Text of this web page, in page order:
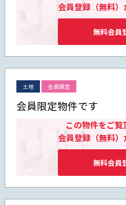
会員登録（無料）
無料会員
土地 会員限定
会員限定物件です
この物件をご覧
会員登録（無料）
無料会員